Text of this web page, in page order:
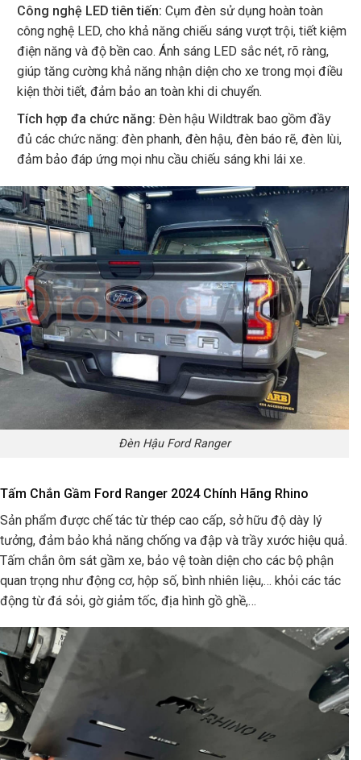
Công nghệ LED tiên tiến: Cụm đèn sử dụng hoàn toàn
công nghệ LED, cho khả năng chiếu sáng vượt trội, tiết kiệm
điện năng và độ bền cao. Ánh sáng LED sắc nét, rõ ràng,
giúp tăng cường khả năng nhận diện cho xe trong mọi điều
kiện thời tiết, đảm bảo an toàn khi di chuyển.
Tích hợp đa chức năng: Đèn hậu Wildtrak bao gồm đầy
đủ các chức năng: đèn phanh, đèn hậu, đèn báo rẽ, đèn lùi,
đảm bảo đáp ứng mọi nhu cầu chiếu sáng khi lái xe.
Đèn Hậu Ford Ranger
Tấm Chắn Gầm Ford Ranger 2024 Chính Hãng Rhino
Sản phẩm được chế tác từ thép cao cấp, sở hữu độ dày lý
tưởng, đảm bảo khả năng chống va đập và trầy xước hiệu quả.
Tấm chắn ôm sát gầm xe, bảo vệ toàn diện cho các bộ phận
quan trọng như động cơ, hộp số, bình nhiên liệu,… khỏi các tác
động từ đá sỏi, gờ giảm tốc, địa hình gồ ghề,…